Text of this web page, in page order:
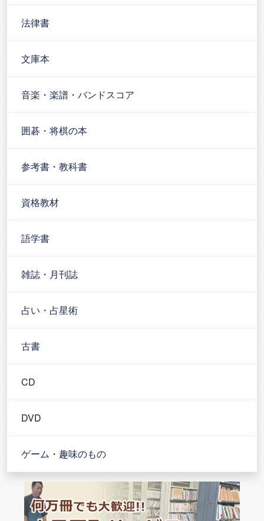
法律書
文庫本
音楽・楽譜・バンドスコア
囲碁・将棋の本
参考書・教科書
資格教材
語学書
雑誌・月刊誌
占い・占星術
古書
CD
DVD
ゲーム・趣味のもの